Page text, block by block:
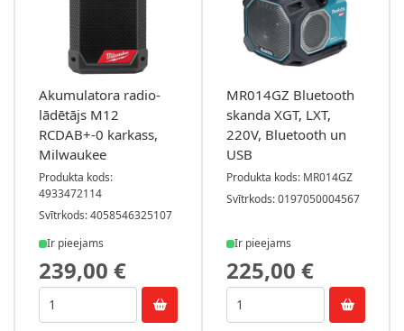
Akumulatora radio-
lādētājs M12
RCDAB+-0 karkass,
Milwaukee
Produkta kods:
4933472114
Svītrkods: 4058546325107
Ir pieejams
239,00 €
MR014GZ Bluetooth
skanda XGT, LXT,
220V, Bluetooth un
USB
Produkta kods: MR014GZ
Svītrkods: 0197050004567
Ir pieejams
225,00 €